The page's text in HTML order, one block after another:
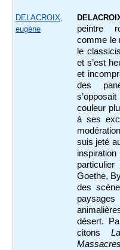
DELACROIX,
eugène
peintre
comme le
le
et s’est
et
des
couleur
à ses
suis jeté
Goethe,
des
désert.
citons